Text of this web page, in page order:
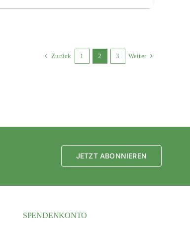
Zurück 1 2 3 Weiter
JETZT ABONNIEREN
SPENDENKONTO